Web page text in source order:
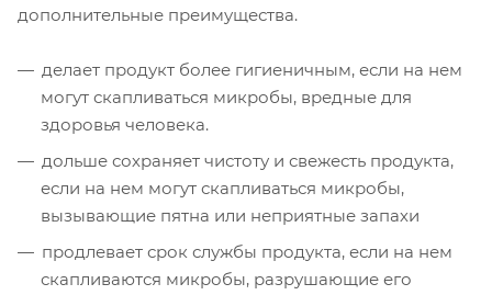
дополнительные преимущества.
делает продукт более гигиеничным, если на нем
могут скапливаться микробы, вредные для
здоровья человека.
дольше сохраняет чистоту и свежесть продукта,
если на нем могут скапливаться микробы,
вызывающие пятна или неприятные запахи
продлевает срок службы продукта, если на нем
скапливаются микробы, разрушающие его